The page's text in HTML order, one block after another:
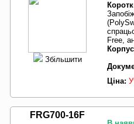
Збільшити
Free,
Ціна:
FRG700-16F